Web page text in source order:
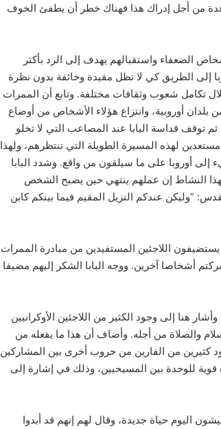
من أجل إدراك هذا فهناك خطر أن يطفئ الخوف
الضعفاء واستقبالهم يهدف إلى الرد بأكثر
إلى الطريق كي لا تظل مقيدة وخائفة بدون نظرة
تكامل شعوب وثقافات مختلفة. وتابع أن الممرات
بلدان أوروبية، وانتزاع هؤلاء الأشخاص من أوضاع
توقف قداسة البابا عند المصاعب التي لا تخلو
لهذه المسيرة الطويلة التي تنتظرهم، ولهذا
إلى أوروبا على ما سيلقون من واقع. وشدد البابا
بهذا النشاط إن عملهم ينتهي حين يصبح الشخص
“وليكن عندكم النزيل المقيم فيما بينكم كابن
اللاجئين المستفيدين من مبادرة الممرات
أشخاصا آخرين. ووجه البابا الشكر إليهم مضيفا
هنا إلى وجود الكثير من اللاجئين الأوكرانيين
والصلاة من أجله. وأضاف أن هذا ما يفعله من
كثيرين من الفارين من حروب أخرى بين المشاركين
قوية للوحدة بين المسيحيين، وذلك في إشارة إلى
اليوم حياة جديدة، وقال لهم إنهم قد أبدوا
بيان مسكوني مشترك حول اتساع نطاق